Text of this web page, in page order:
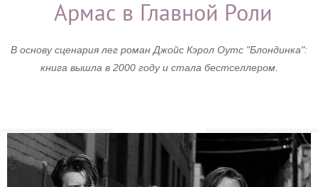
Армас в Главной Роли
В основу сценария лег роман Джойс Кэрол Оутс "Блондинка":
книга вышла в 2000 году и стала бестселлером.